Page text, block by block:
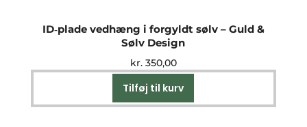
ID‑plade vedhæng i forgyldt sølv – Guld &
Sølv Design
kr.350,00
Tilføj til kurv